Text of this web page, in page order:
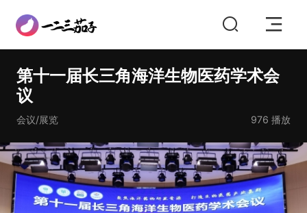
第十一届长三角海洋生物医药学术会
议
会议/展览 976 播放